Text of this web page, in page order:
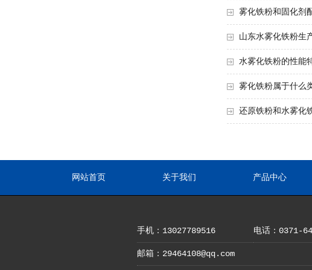
雾化铁粉和固化剂
山东水雾化铁粉生
水雾化铁粉的性能
雾化铁粉属于什么
还原铁粉和水雾化
网站首页 关于我们 产品中心
手机：13027789516 电话：0371-
邮箱：29464108@qq.com